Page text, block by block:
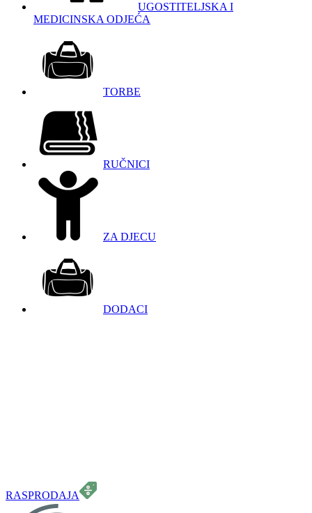
UGOSTITELJSKA I
MEDICINSKA ODJEĆA
TORBE
RUČNICI
ZA DJECU
DODACI
RASPRODAJA